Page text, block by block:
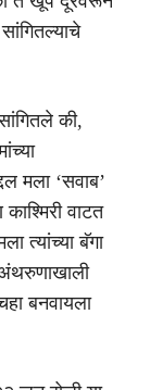
की,
मला ‘सवाब’
वाटत
त्यांच्या बॅगा
बनवायला